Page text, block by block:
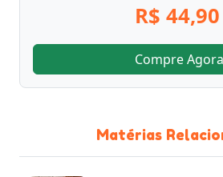
R$ 44,90
Compre Agora
Matérias